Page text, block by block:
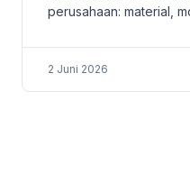
perusahaan: material,
workshop Jakarta.
2 Juni 2026